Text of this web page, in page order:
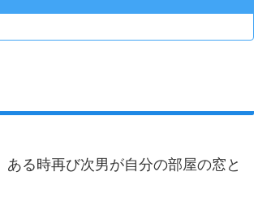
る時再び次男が自分の部屋の窓と